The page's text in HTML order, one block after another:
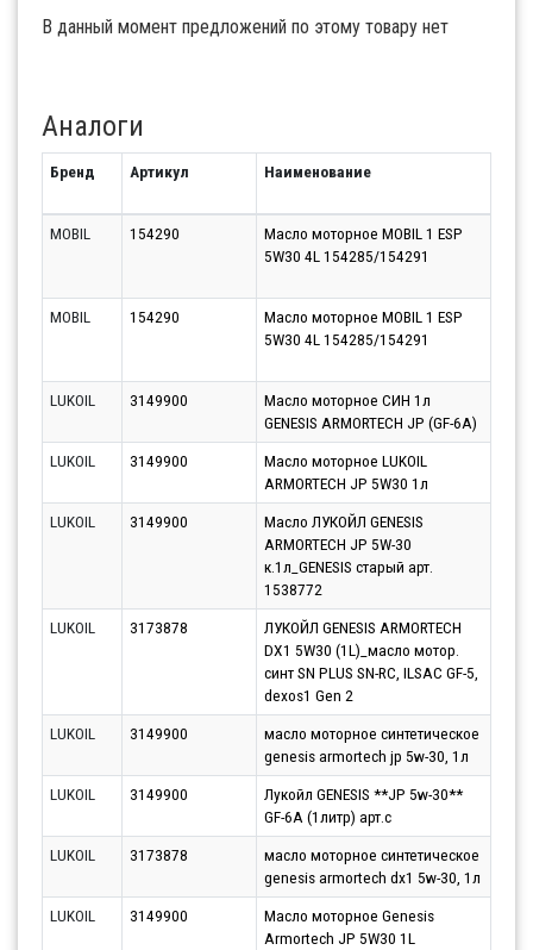
В данный момент предложений по этому товару нет
Аналоги
Бренд Артикул Наименование
MOBIL 154290
Масло моторное MOBIL 1 ESP
5W30 4L 154285/154291
MOBIL
154290
Масло моторное MOBIL 1 ESP
5W30 4L 154285/154291
LUKOIL
3149900
Масло моторное СИН 1л
GENESIS ARMORTECH JP (GF-6A)
LUKOIL
3149900
Масло моторное LUKOIL
ARMORTECH JP 5W30 1л
LUKOIL
3149900
Масло ЛУКОЙЛ GENESIS
ARMORTECH JP 5W-30
к.1л_GENESIS старый арт.
1538772
LUKOIL 3173878
ЛУКОЙЛ GENESIS ARMORTECH
DX1 5W30 (1L)_масло мотор.
синт SN PLUS SN-RC, ILSAC GF-5,
dexos1 Gen 2
LUKOIL 3149900
масло моторное синтетическое
genesis armortech jp 5w-30, 1л
LUKOIL
3149900
Лукойл GENESIS **JP 5w-30**
GF-6A (1литр) арт.c
LUKOIL
3173878
масло моторное синтетическое
genesis armortech dx1 5w-30, 1л
LUKOIL
3149900
Масло моторное Genesis
Armortech JP 5W30 1L